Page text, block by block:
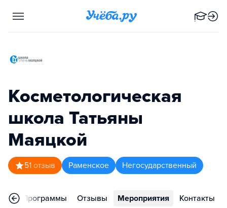
Косметологическая
школа Татьяны
Маяцкой
51 отзыв Раменское Негосударственный
Программы Отзывы Мероприятия Контакты